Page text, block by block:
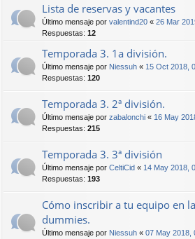
Lista de reservas y vacantes
Último mensaje por valentind20 « 26 Mar
Respuestas: 12
Temporada 3. 1a división.
Último mensaje por Niessuh « 15 Oct 2018,
Respuestas: 120
Temporada 3. 2ª división.
Último mensaje por zabalonchi « 16 May
Respuestas: 215
Temporada 3. 3ª división
Último mensaje por CeltiCid « 14 May 2018,
Respuestas: 193
Cómo inscribir a tu equipo en
dummies.
Último mensaje por Niessuh « 07 May 2018,